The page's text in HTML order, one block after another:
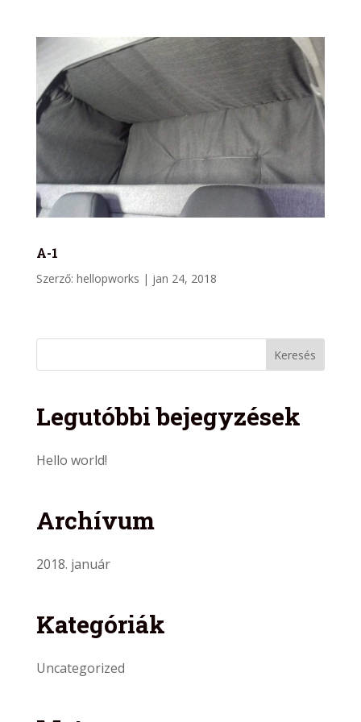
A-1
Szerző: hellopworks | jan 24, 2018
Legutóbbi bejegyzések
Hello world!
Archívum
2018. január
Kategóriák
Uncategorized